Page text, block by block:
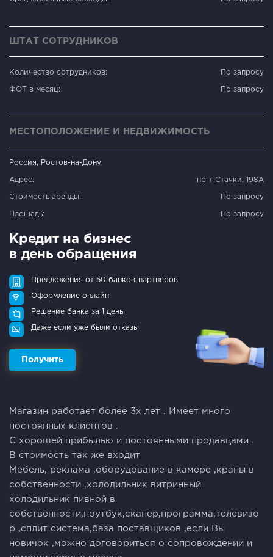
ШТАТ СОТРУДНИКОВ
Количество сотрудников: По запросу
ФОТ в месяц: По запросу
МЕСТОПОЛОЖЕНИЕ И НЕДВИЖИМОСТЬ
Россия, Ростов-на-Дону
Адрес: пр-т Стачки, 198А
Стоимость аренды: По запросу
Площадь: По запросу
Кредит на бизнес
в день обращения
Предложения от 50 банков-партнеров
Оформление онлайн
Решение банка за 1 день
Даже если уже были отказы
Получить
Магазин работает более 3х лет . Имеет много
постоянных клиентов .
С хорошей прибылью и постоянными продавцами .
В стоимость так же входит
Мебель, реклама ,оборудование в камере ,краны в
собственности ,холодильник витринный
холодильник пивной в
собственности,ноутбук,сканер,программа,телевизо
р ,сплит система,база поставщиков ,если Вы
новичок ,можно договориться о сопровождении и